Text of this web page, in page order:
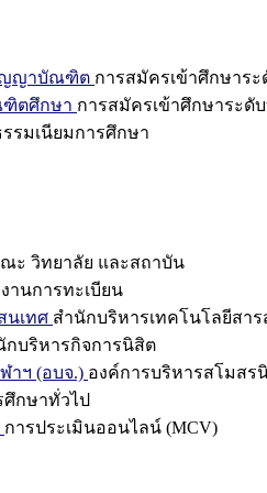
ญญาบัณฑิต การสมัครเข้าศึกษา
ฑิตศึกษา การสมัครเข้าศึกษาระ
รมเนียมการศึกษา
ะ วิทยาลัย และสถาบัน
านการทะเบียน
นเทศ สำนักบริหารเทคโนโลยีสาร
กบริหารกิจการนิสิต
าฯ (อบจ.) องค์การบริหารสโมสร
กษาทั่วไป
การประเมินออนไลน์ (MCV)